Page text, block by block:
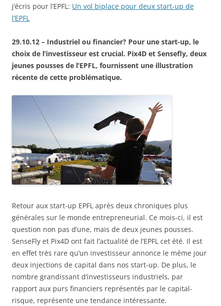
j’écris pour l’EPFL: Un vol biplace pour deux start-up de
l’EPFL
29.10.12 – Industriel ou financier? Pour une start-up, le
choix de l’investisseur est crucial. Pix4D et Sensefly, deux
jeunes pousses de l’EPFL, fournissent une illustration
récente de cette problématique.
Retour aux start-up EPFL après deux chroniques plus
générales sur le monde entrepreneurial. Ce mois-ci, il est
question non pas d’une, mais de deux jeunes pousses.
SenseFly et Pix4D ont fait l’actualité de l’EPFL cet été. Il est
en effet très rare qu’un investisseur annonce le même jour
deux injections de capital dans nos start-up. De plus, le
nombre grandissant d’investisseurs industriels, par
rapport aux purs financiers représentés par le capital-
risque, représente une tendance intéressante.